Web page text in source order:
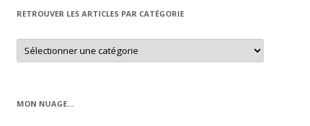
RETROUVER LES ARTICLES PAR CATÉGORIE
Retrouver
les
articles
MON NUAGE…